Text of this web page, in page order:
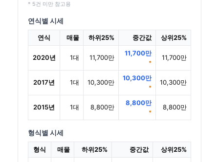
* 5건 미만 참고용
연식별 시세
연식 매물 하위25% 중간값 상위25%
2020년 1대 11,700만
11,700만
*
11,700만
2017년 1대 10,300만
10,300만
*
10,300만
2015년 1대 8,800만
8,800만
*
8,800만
형식별 시세
형식 매물 하위25% 중간값
상위25%